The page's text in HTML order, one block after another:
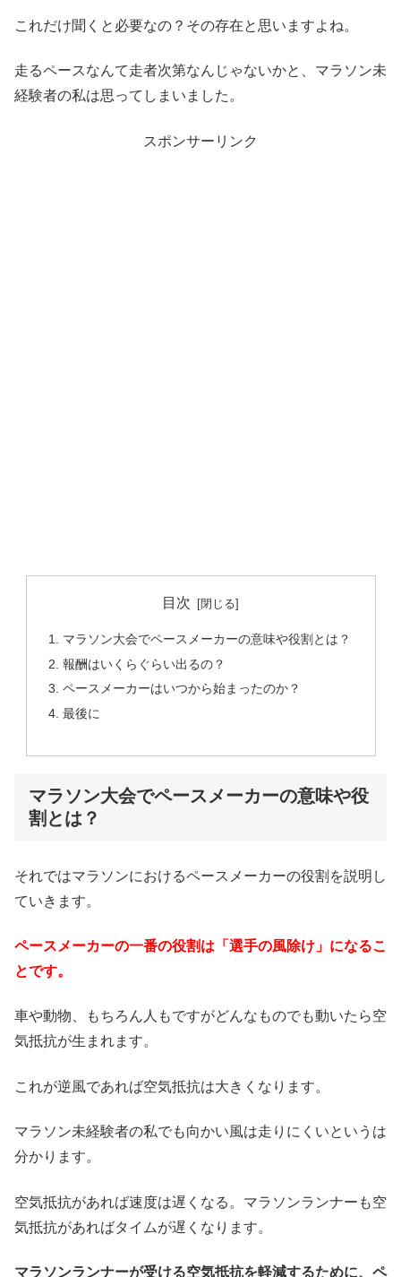
これだけ聞くと必要なの？その存在と思いますよね。
走るペースなんて走者次第なんじゃないかと、マラソン未
経験者の私は思ってしまいました。
スポンサーリンク
目次
マラソン大会でペースメーカーの意味や役割とは？
報酬はいくらぐらい出るの？
ペースメーカーはいつから始まったのか？
最後に
マラソン大会でペースメーカーの意味や役
割とは？
それではマラソンにおけるペースメーカーの役割を説明し
ていきます。
ペースメーカーの一番の役割は「選手の風除け」になるこ
とです。
車や動物、もちろん人もですがどんなものでも動いたら空
気抵抗が生まれます。
これが逆風であれば空気抵抗は大きくなります。
マラソン未経験者の私でも向かい風は走りにくいというは
分かります。
空気抵抗があれば速度は遅くなる。マラソンランナーも空
気抵抗があればタイムが遅くなります。
マラソンランナーが受ける空気抵抗を軽減するために、ペ